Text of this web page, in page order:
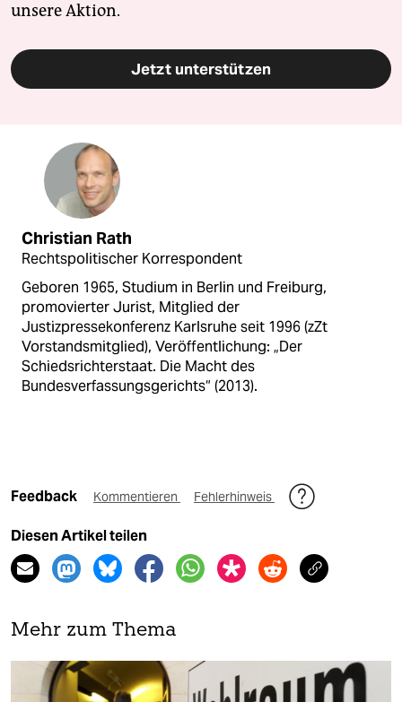
unsere Aktion.
Jetzt unterstützen
Christian Rath
Rechtspolitischer Korrespondent
Geboren 1965, Studium in Berlin und Freiburg,
promovierter Jurist, Mitglied der
Justizpressekonferenz Karlsruhe seit 1996 (zZt
Vorstandsmitglied), Veröffentlichung: „Der
Schiedsrichterstaat. Die Macht des
Bundesverfassungsgerichts“ (2013).
Feedback Kommentieren Fehlerhinweis
Diesen Artikel teilen
Mehr zum Thema